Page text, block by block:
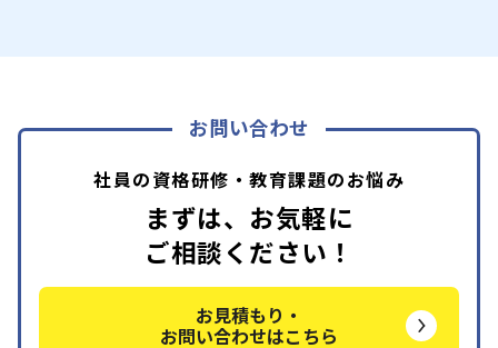
お問い合わせ
社員の資格研修・教育課題のお悩み
まずは、お気軽に
ご相談ください！
お見積もり・
お問い合わせはこちら